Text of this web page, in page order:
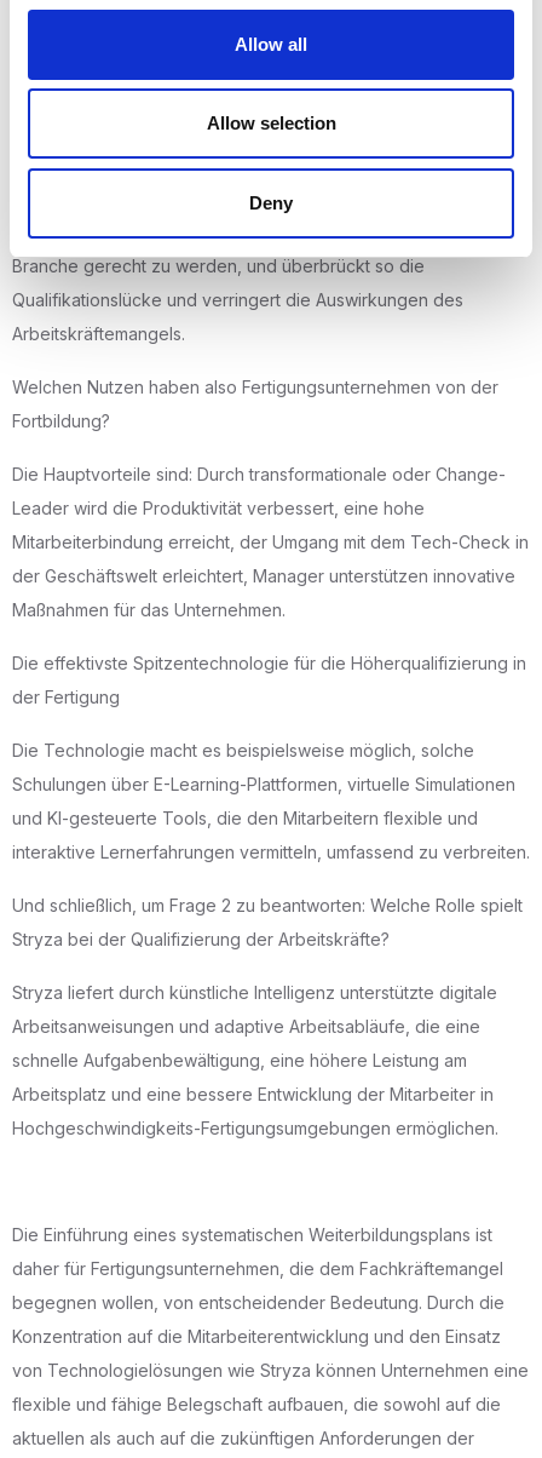
Allow all
Allow selection
Deny
Häufig gestellte Fragen
Die Höherqualifizierung hilft den vorhandenen Arbeitnehmern,
sich weiterzubilden, um den sich ändernden Anforderungen der
Branche gerecht zu werden, und überbrückt so die
Qualifikationslücke und verringert die Auswirkungen des
Arbeitskräftemangels.
Welchen Nutzen haben also Fertigungsunternehmen von der
Fortbildung?
Die Hauptvorteile sind: Durch transformationale oder Change-
Leader wird die Produktivität verbessert, eine hohe
Mitarbeiterbindung erreicht, der Umgang mit dem Tech-Check in
der Geschäftswelt erleichtert, Manager unterstützen innovative
Maßnahmen für das Unternehmen.
Die effektivste Spitzentechnologie für die Höherqualifizierung in
der Fertigung
Die Technologie macht es beispielsweise möglich, solche
Schulungen über E-Learning-Plattformen, virtuelle Simulationen
und KI-gesteuerte Tools, die den Mitarbeitern flexible und
interaktive Lernerfahrungen vermitteln, umfassend zu verbreiten.
Und schließlich, um Frage 2 zu beantworten: Welche Rolle spielt
Stryza bei der Qualifizierung der Arbeitskräfte?
Stryza liefert durch künstliche Intelligenz unterstützte digitale
Arbeitsanweisungen und adaptive Arbeitsabläufe, die eine
schnelle Aufgabenbewältigung, eine höhere Leistung am
Arbeitsplatz und eine bessere Entwicklung der Mitarbeiter in
Hochgeschwindigkeits-Fertigungsumgebungen ermöglichen.
Die Einführung eines systematischen Weiterbildungsplans ist
daher für Fertigungsunternehmen, die dem Fachkräftemangel
begegnen wollen, von entscheidender Bedeutung. Durch die
Konzentration auf die Mitarbeiterentwicklung und den Einsatz
von Technologielösungen wie Stryza können Unternehmen eine
flexible und fähige Belegschaft aufbauen, die sowohl auf die
aktuellen als auch auf die zukünftigen Anforderungen der